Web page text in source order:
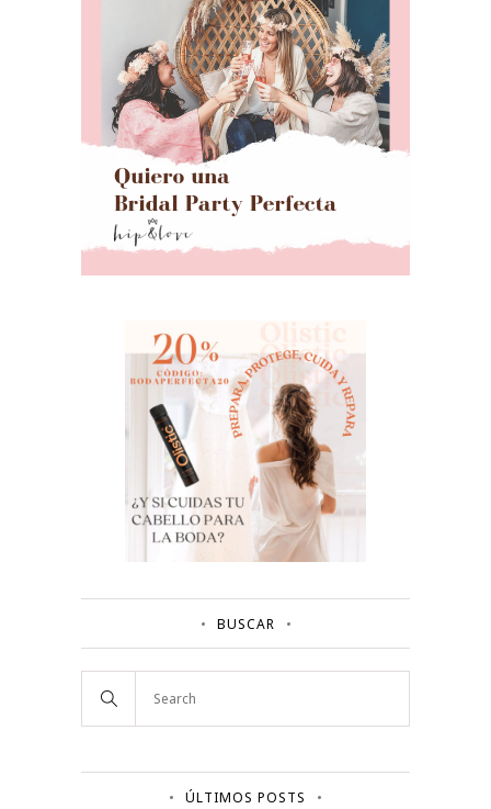
BUSCAR
ÚLTIMOS POSTS